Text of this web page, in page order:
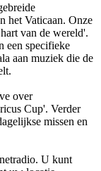
het Vaticaan. Onze
van de wereld'.
een specifieke
aan muziek die de
over
Cup'. Verder
missen en
U kunt